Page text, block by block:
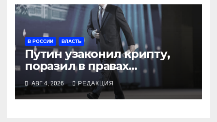
В РОССИИ ВЛАСТЬ
Путин узаконил крипту,
поразил в правах
релокантов, расширил
возможности депортаций
и сделал героем
АВГ 4, 2026 РЕДАКЦИЯ